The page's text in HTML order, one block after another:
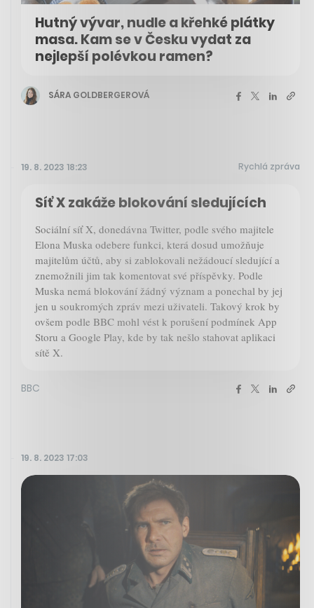
Hutný vývar, nudle a křehké plátky
masa. Kam se v Česku vydat za
nejlepší polévkou ramen?
SÁRA GOLDBERGEROVÁ
19. 8. 2023 18:23 Rychlá zpráva
Síť X zakáže blokování sledujících
Sociální síť X, donedávna Twitter, podle svého majitele
Elona Muska odebere funkci, která dosud umožňuje
majitelům účtů, aby si zablokovali nežádoucí sledující a
znemožnili jim tak komentovat své příspěvky. Podle
Muska nemá blokování žádný význam a ponechal by jej
jen u soukromých zpráv mezi uživateli. Takový krok by
ovšem podle BBC mohl vést k porušení podmínek App
Storu a Google Play, kde by tak nešlo stahovat aplikaci
sítě X.
BBC
19. 8. 2023 17:03